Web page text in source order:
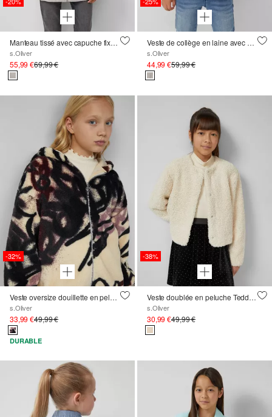
Manteau tissé avec capuche fixe et patte de boutonnage dissimulée
s.Oliver
55,99 €69,99 €
Veste de collège en laine avec broderie
s.Oliver
44,99 €59,99 €
-32%
Veste oversize douillette en peluche avec impression graffiti
s.Oliver
33,99 €49,99 €
DURABLE
-38%
Veste doublée en peluche Teddy avec fil scintillant
s.Oliver
30,99 €49,99 €